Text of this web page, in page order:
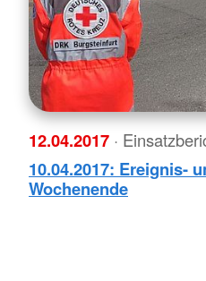
12.04.2017 ·
10.04.2017: Ereignis-
Wochenende